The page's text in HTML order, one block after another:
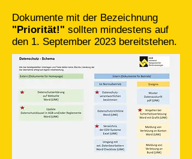
Dokumente mit der Bezeichnung
"Priorität!" sollten mindestens auf
den 1. September 2023 bereitstehen.